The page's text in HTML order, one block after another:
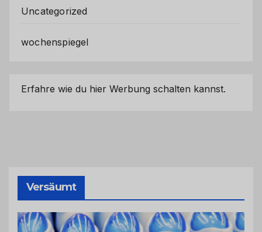
Uncategorized
wochenspiegel
Erfahre wie du hier Werbung schalten kannst.
Versäumt